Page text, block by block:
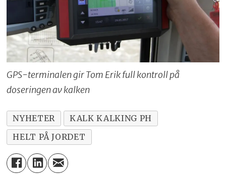
GPS-terminalen gir Tom Erik full kontroll på
doseringen av kalken
NYHETER
KALK KALKING PH
HELT PÅ JORDET